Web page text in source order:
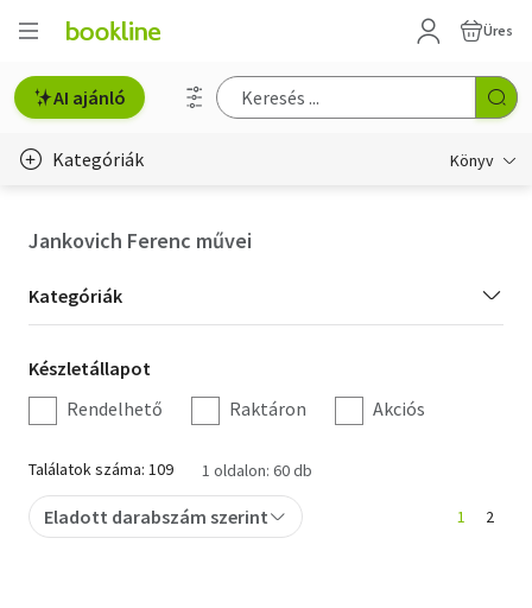
Üres
AI ajánló
Kategóriák Könyv
Hobbi, szabadidő
Irodalom
Művészet
Szakkönyv
Jankovich Ferenc művei
Kategória
szűrés
Kategóriák
Készletállapot
szűrés
Készletállapot
Rendelhető
Raktáron Akciós
Találatok száma: 109 1 oldalon: 60 db
Eladott darabszám szerint 1 2